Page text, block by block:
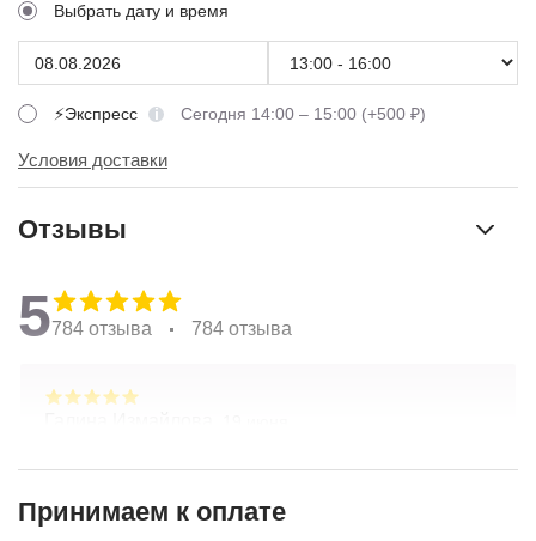
Выбрать дату и время
⚡Экспресс Сегодня 14:00 – 15:00 (+500 ₽)
Условия доставки
Отзывы
5784 отзыва 784 отзыва
городе, заказываю через приложение. Всегда
Принимаем к оплате